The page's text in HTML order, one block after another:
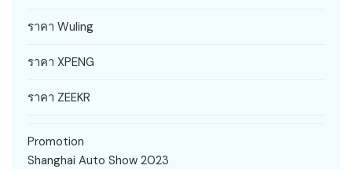
ราคา Wuling
ราคา XPENG
ราคา ZEEKR
Promotion
Shanghai Auto Show 2023